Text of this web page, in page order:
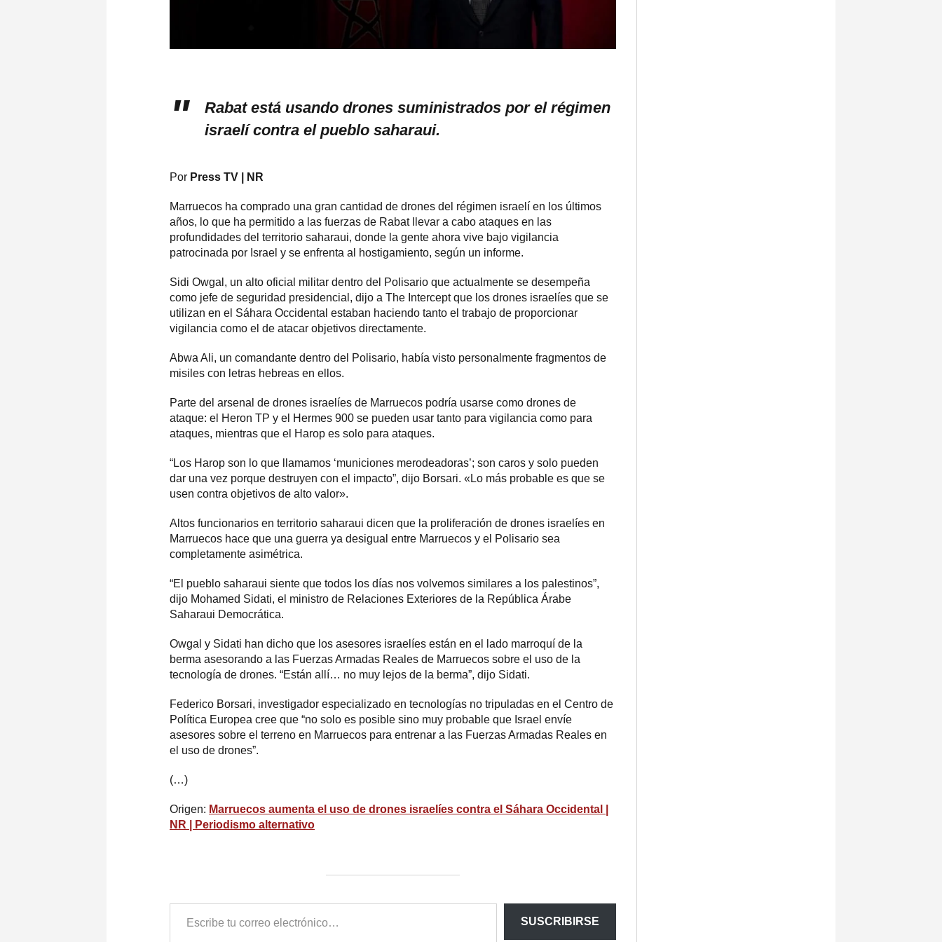
Rabat está usando drones suministrados por el régimen
israelí contra el pueblo saharaui.
Por Press TV | NR
Marruecos ha comprado una gran cantidad de drones del régimen israelí en los últimos
años, lo que ha permitido a las fuerzas de Rabat llevar a cabo ataques en las
profundidades del territorio saharaui, donde la gente ahora vive bajo vigilancia
patrocinada por Israel y se enfrenta al hostigamiento, según un informe.
Sidi Owgal, un alto oficial militar dentro del Polisario que actualmente se desempeña
como jefe de seguridad presidencial, dijo a The Intercept que los drones israelíes que se
utilizan en el Sáhara Occidental estaban haciendo tanto el trabajo de proporcionar
vigilancia como el de atacar objetivos directamente.
Abwa Ali, un comandante dentro del Polisario, había visto personalmente fragmentos de
misiles con letras hebreas en ellos.
Parte del arsenal de drones israelíes de Marruecos podría usarse como drones de
ataque: el Heron TP y el Hermes 900 se pueden usar tanto para vigilancia como para
ataques, mientras que el Harop es solo para ataques.
“Los Harop son lo que llamamos ‘municiones merodeadoras’; son caros y solo pueden
dar una vez porque destruyen con el impacto”, dijo Borsari. «Lo más probable es que se
usen contra objetivos de alto valor».
Altos funcionarios en territorio saharaui dicen que la proliferación de drones israelíes en
Marruecos hace que una guerra ya desigual entre Marruecos y el Polisario sea
completamente asimétrica.
“El pueblo saharaui siente que todos los días nos volvemos similares a los palestinos”,
dijo Mohamed Sidati, el ministro de Relaciones Exteriores de la República Árabe
Saharaui Democrática.
Owgal y Sidati han dicho que los asesores israelíes están en el lado marroquí de la
berma asesorando a las Fuerzas Armadas Reales de Marruecos sobre el uso de la
tecnología de drones. “Están allí… no muy lejos de la berma”, dijo Sidati.
Federico Borsari, investigador especializado en tecnologías no tripuladas en el Centro de
Política Europea cree que “no solo es posible sino muy probable que Israel envíe
asesores sobre el terreno en Marruecos para entrenar a las Fuerzas Armadas Reales en
el uso de drones”.
(…)
Origen: Marruecos aumenta el uso de drones israelíes contra el Sáhara Occidental |
NR | Periodismo alternativo
SUSCRIBIRSE